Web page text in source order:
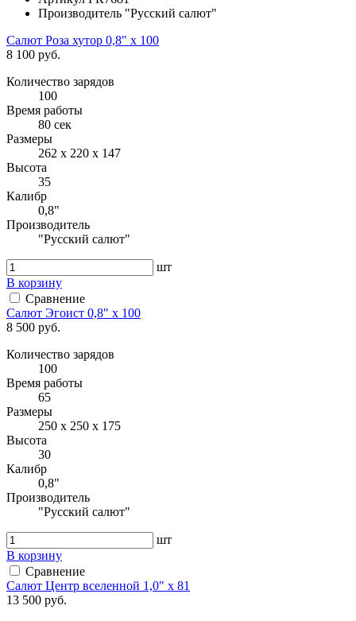
Производитель "Русский салют"
Салют Роза хутор 0,8" х 100
8 100 руб.
Количество зарядов
100
Время работы
80 сек
Размеры
262 х 220 х 147
Высота
35
Калибр
0,8"
Производитель
"Русский салют"
шт
В корзину
Сравнение
Салют Эгоист 0,8" x 100
8 500 руб.
Количество зарядов
100
Время работы
65
Размеры
250 х 250 х 175
Высота
30
Калибр
0,8"
Производитель
"Русский салют"
шт
В корзину
Сравнение
Салют Центр вселенной 1,0" х 81
13 500 руб.